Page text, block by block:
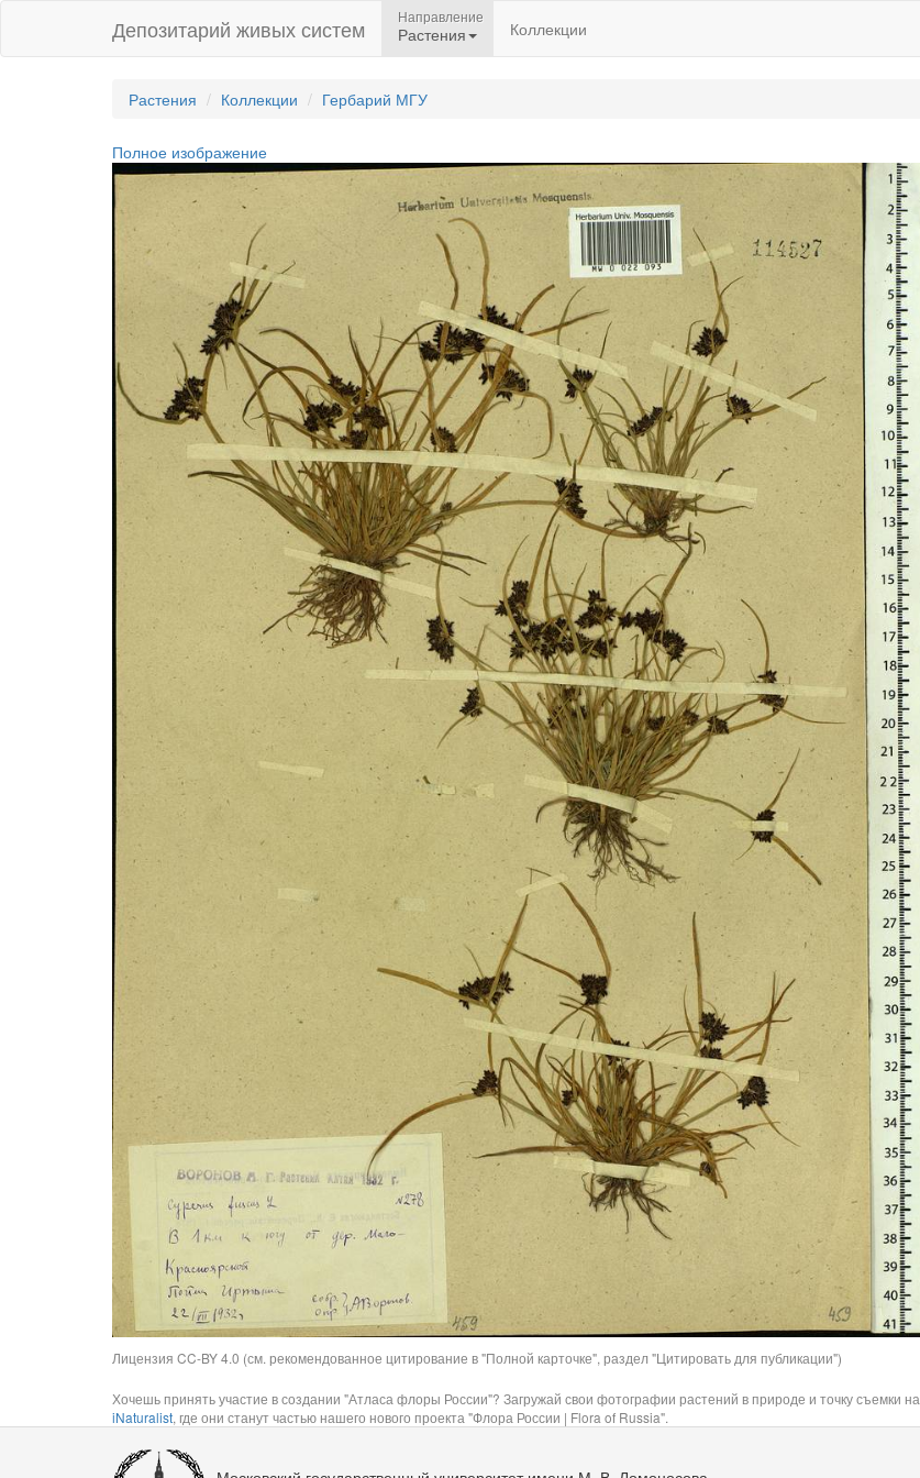
Депозитарий живых систем Направление
Растения Коллекции
Растения Коллекции Гербарий МГУ
Полное изображение
Лицензия CC-BY 4.0 (см. рекомендованное цитирование в "Полной карточке", раздел "Цитировать для публикации")
Хочешь принять участие в создании "Атласа флоры России"? Загружай свои фотографии растений в природе и точку съемки на
iNaturalist, где они станут частью нашего нового проекта "Флора России | Flora of Russia".